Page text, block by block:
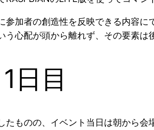
参加者の創造性を反映できる内容
う心配が頭から離れず、その要素は
日目
たものの、イベント当日は朝から